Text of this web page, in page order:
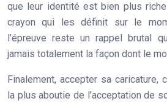
que leur identité est bien plus
crayon qui les définit sur le
l’épreuve reste un rappel brutal
jamais totalement la façon dont le
Finalement, accepter sa caricature,
la plus aboutie de l’acceptation de